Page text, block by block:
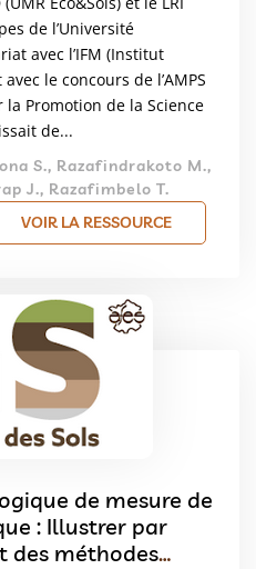
de l’Université
avec l’IFM (Institut
le concours de l’AMPS
Promotion de la Science
de...
S., Razafindrakoto M.,
J., Razafimbelo T.
VOIR LA RESSOURCE
de mesure de
: Illustrer par
des méthodes